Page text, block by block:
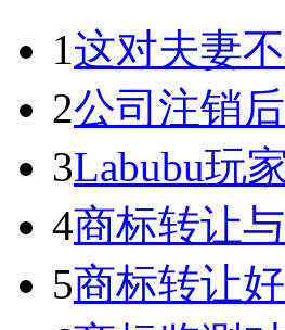
1这对夫妻
2公司注销
3Labubu玩
4商标转让
5商标转让